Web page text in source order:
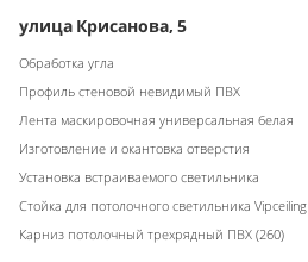
улица Крисанова, 5
Обработка угла
Профиль стеновой невидимый ПВХ
Лента маскировочная универсальная белая
Изготовление и окантовка отверстия
Установка встраиваемого светильника
Стойка для потолочного светильника Vipceiling
Карниз потолочный трехрядный ПВХ (260)